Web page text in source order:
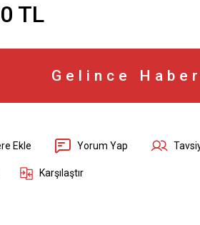
TL
Gelince
Yorum Yap
Karşılaştır